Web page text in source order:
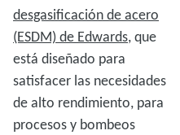
desgasificación de acero
(ESDM) de Edwards, que
está diseñado para
satisfacer las necesidades
de alto rendimiento, para
procesos y bombeos